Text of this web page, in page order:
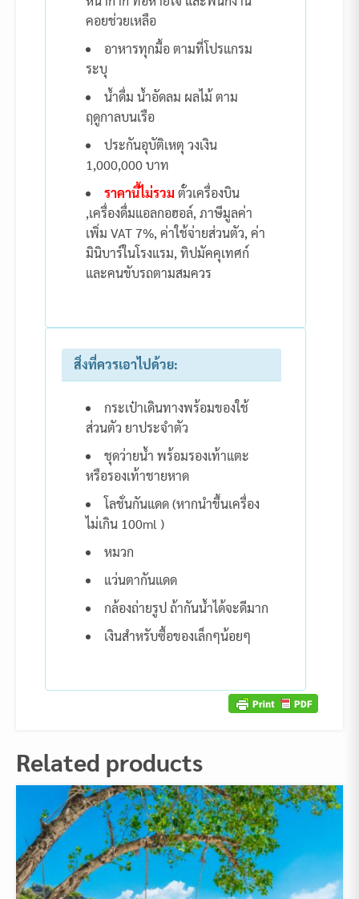
คอยช่วยเหลือ
อาหารทุกมื้อ ตามที่โปรแกรม
ระบุ
น้ำดื่ม น้ำอัดลม ผลไม้ ตาม
ฤดูกาลบนเรือ
ประกันอุบัติเหตุ วงเงิน
1,000,000 บาท
ราคานี้ไม่รวม ตั๋วเครื่องบิน
,เครื่องดื่มแอลกอฮอล์, ภาษีมูลค่า
เพิ่ม VAT 7%, ค่าใช้จ่ายส่วนตัว, ค่า
มินิบาร์ในโรงแรม, ทิปมัคคุเทศก์
และคนขับรถตามสมควร
สิ่งที่ควรเอาไปด้วย:
กระเป๋าเดินทางพร้อมของใช้
ส่วนตัว ยาประจำตัว
ชุดว่ายน้ำ พร้อมรองเท้าแตะ
หรือรองเท้าชายหาด
โลชั่นกันแดด (หากนำขึ้นเครื่อง
ไม่เกิน 100ml )
หมวก
แว่นตากันแดด
กล้องถ่ายรูป ถ้ากันน้ำได้จะดีมาก
เงินสำหรับซื้อของเล็กๆน้อยๆ
Related products